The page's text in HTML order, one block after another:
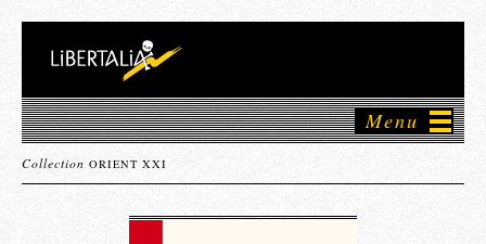
Menu
Collection ORIENT XXI